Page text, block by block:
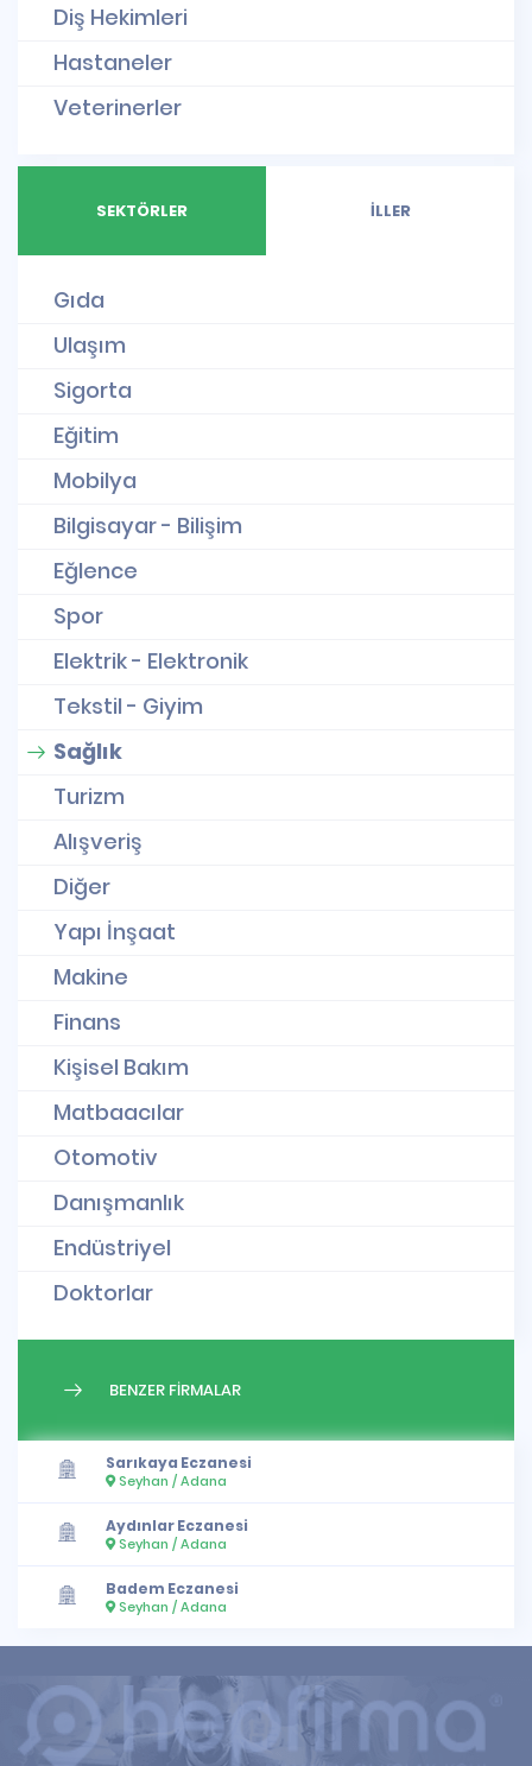
Diş Hekimleri
Hastaneler
Veterinerler
SEKTÖRLER İLLER
Gıda
Ulaşım
Sigorta
Eğitim
Mobilya
Bilgisayar - Bilişim
Eğlence
Spor
Elektrik - Elektronik
Tekstil - Giyim
Sağlık
Turizm
Alışveriş
Diğer
Yapı İnşaat
Makine
Finans
Kişisel Bakım
Matbaacılar
Otomotiv
Danışmanlık
Endüstriyel
Doktorlar
BENZER FİRMALAR
Sarıkaya Eczanesi
Seyhan / Adana
Aydınlar Eczanesi
Seyhan / Adana
Badem Eczanesi
Seyhan / Adana